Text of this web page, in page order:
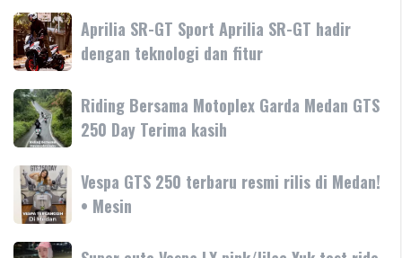
Vespa
Primavera
Tanyakan
Vespa
Primavera
180cc
terbaru
Aprilia
SR-
GT
Sport
Aprilia
SR-
GT
hadir
dengan
teknologi
Aprilia SR-GT Sport Aprilia SR-GT hadir
dengan teknologi dan fitur
Riding
Bersama
Motoplex
Garda
Medan
GTS
250
Day
Riding Bersama Motoplex Garda Medan GTS
250 Day Terima kasih
Vespa
GTS
250
terbaru
Vespa GTS 250 terbaru resmi rilis di Medan!
• Mesin
Super